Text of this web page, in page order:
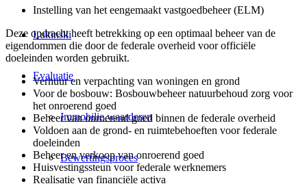
Lukinski
Evaluatie
Immobilie waarderen
Bewertingsproces
Instelling van het eengemaakt vastgoedbeheer (ELM)
Deze opdracht heeft betrekking op een optimaal beheer van de
eigendommen die door de federale overheid voor officiële
doeleinden worden gebruikt.
Verhuur en verpachting van woningen en grond
Voor de bosbouw: Bosbouwbeheer natuurbehoud zorg voor
het onroerend goed
Beheer van onroerend goed binnen de federale overheid
Voldoen aan de grond- en ruimtebehoeften voor federale
doeleinden
Beheer en verkoop van onroerend goed
Huisvestingssteun voor federale werknemers
Realisatie van financiële activa